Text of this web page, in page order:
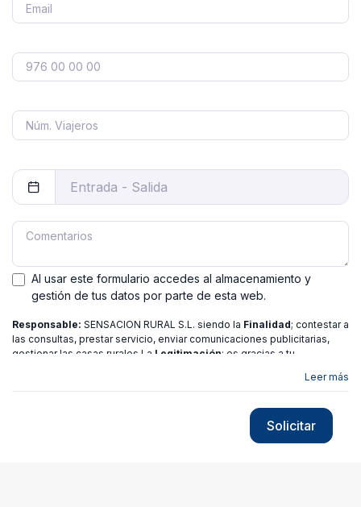
Al usar este formulario accedes al almacenamiento y
gestión de tus datos por parte de esta web.
Responsable: SENSACION RURAL S.L. siendo la Finalidad; contestar a
las consultas, prestar servicio, enviar comunicaciones publicitarias,
gestionar las casas rurales La Legitimación; es gracias a tu
de Acceso,
política de privacidad
Leer más
Solicitar